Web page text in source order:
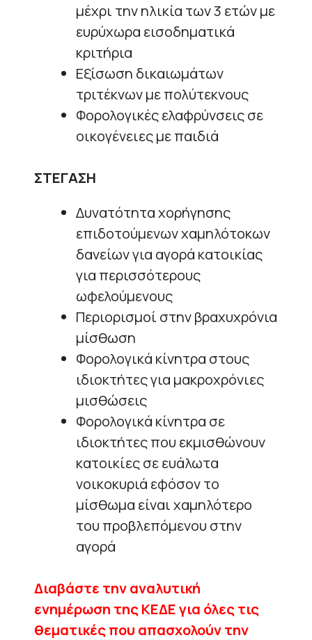
μέχρι την ηλικία των 3 ετών με
ευρύχωρα εισοδηματικά
κριτήρια
Εξίσωση δικαιωμάτων
τριτέκνων με πολύτεκνους
Φορολογικές ελαφρύνσεις σε
οικογένειες με παιδιά
ΣΤΕΓΑΣΗ
Δυνατότητα χορήγησης
επιδοτούμενων χαμηλότοκων
δανείων για αγορά κατοικίας
για περισσότερους
ωφελούμενους
Περιορισμοί στην βραχυχρόνια
μίσθωση
Φορολογικά κίνητρα στους
ιδιοκτήτες για μακροχρόνιες
μισθώσεις
Φορολογικά κίνητρα σε
ιδιοκτήτες που εκμισθώνουν
κατοικίες σε ευάλωτα
νοικοκυριά εφόσον το
μίσθωμα είναι χαμηλότερο
του προβλεπόμενου στην
αγορά
Διαβάστε την αναλυτική
ενημέρωση της ΚΕΔΕ για όλες τις
θεματικές που απασχολούν την